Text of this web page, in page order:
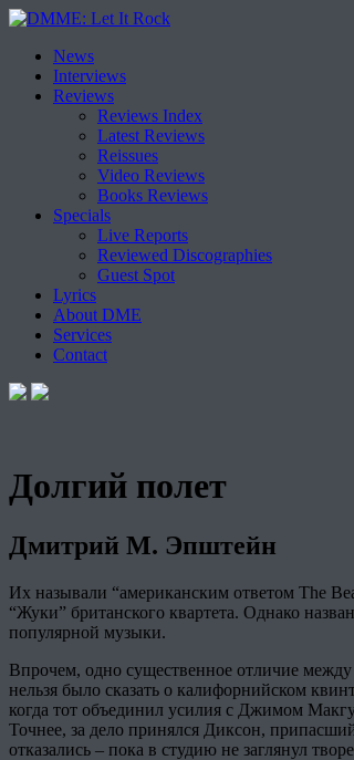
Skip
content
News
Interviews
Reviews
Reviews Index
Latest Reviews
Reissues
Video Reviews
Books Reviews
Specials
Live Reports
Reviewed Discographies
Guest Spot
Lyrics
About DME
Services
Contact
Долгий полет
Дмитрий М. Эпштейн
Их называли “американским ответом The
“Жуки” британского квартета. Однако
популярной музыки.
Впрочем, одно существенное отличие
нельзя было сказать о калифорнийском
когда тот объединил усилия с Джимом
Точнее, за дело принялся Диксон,
отказались – пока в студию не заглянул